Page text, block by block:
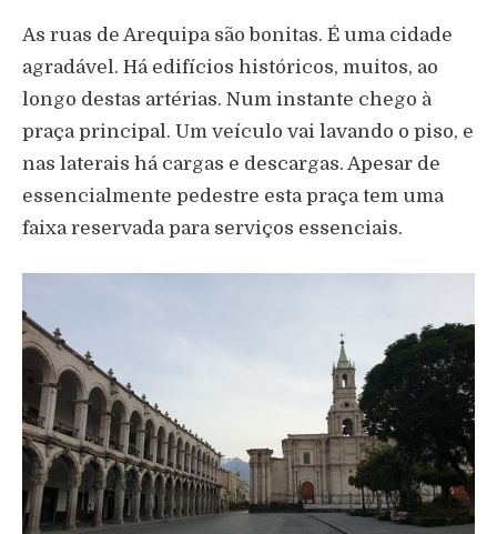
As ruas de Arequipa são bonitas. É uma cidade
agradável. Há edifícios históricos, muitos, ao
longo destas artérias. Num instante chego à
praça principal. Um veículo vai lavando o piso, e
nas laterais há cargas e descargas. Apesar de
essencialmente pedestre esta praça tem uma
faixa reservada para serviços essenciais.